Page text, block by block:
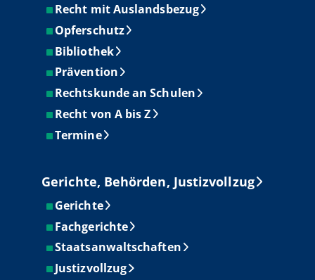
Recht mit Auslandsbezug
Opferschutz
Bibliothek
Prävention
Rechtskunde an Schulen
Recht von A bis Z
Termine
Gerichte, Behörden, Justizvollzug
Gerichte
Fachgerichte
Staatsanwaltschaften
Justizvollzug